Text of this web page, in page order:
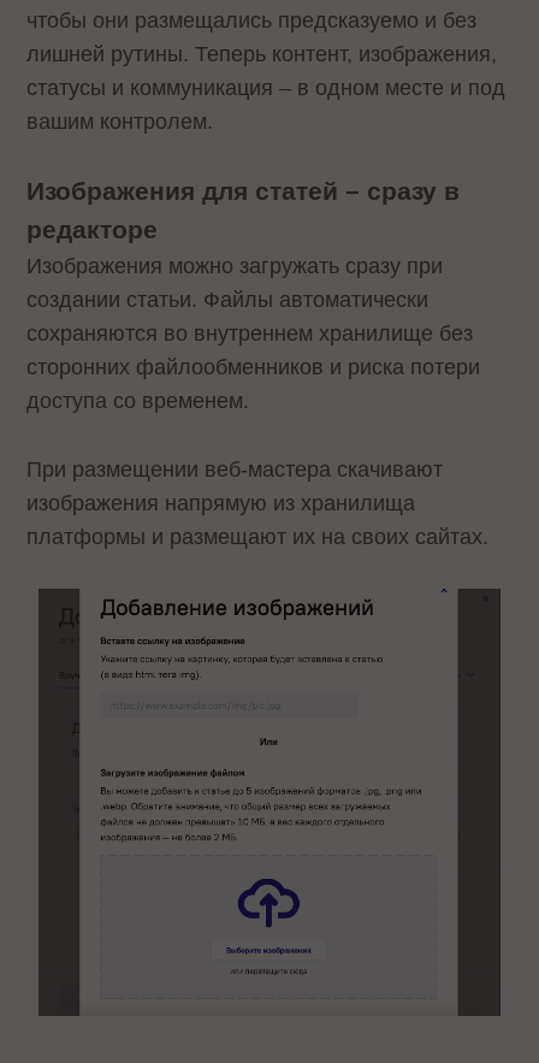
чтобы они размещались предсказуемо и без
лишней рутины. Теперь контент, изображения,
статусы и коммуникация – в одном месте и под
вашим контролем.
Изображения для статей – сразу в
редакторе
Изображения можно загружать сразу при
создании статьи. Файлы автоматически
сохраняются во внутреннем хранилище без
сторонних файлообменников и риска потери
доступа со временем.
При размещении веб-мастера скачивают
изображения напрямую из хранилища
платформы и размещают их на своих сайтах.